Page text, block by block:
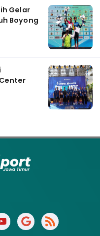
Gelar
Boyong